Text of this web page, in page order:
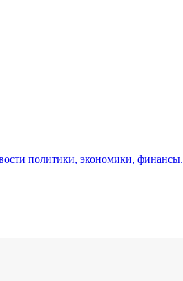
политики, экономики, финансы.